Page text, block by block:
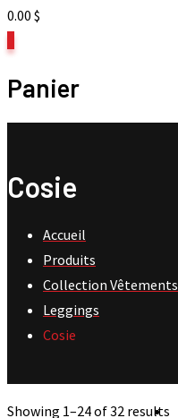
0.00 $
Panier
Cosie
Accueil
Produits
Collection Vêtements
Leggings
Cosie
Showing 1–24of 32 results